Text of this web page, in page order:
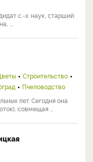
с.-х. наук, старший
...
Строительство
Пчеловодство
лет. Сегодня она
совмещая ...